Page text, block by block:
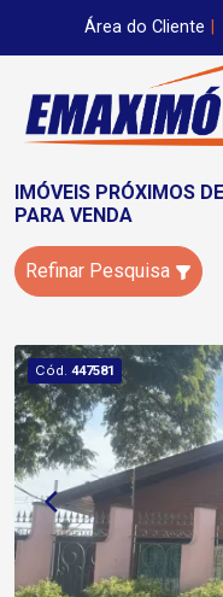
Área do Cliente
IMÓVEIS PRÓXIMOS
PARA VENDA
Refinar Pesquisa
Cód. 447581